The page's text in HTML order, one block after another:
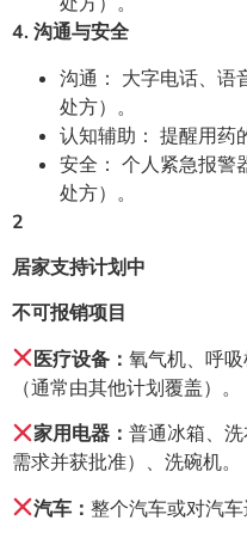
4. 沟通与安全
沟通： 大字电话、语
处方）。
认知辅助： 提醒用药
安全： 个人紧急报警
处方）。
2
居家支持计划中
不可报销项目
医疗设备：氧气机、呼
（通常由其他计划覆盖）。
家用电器：普通冰箱、
需求并获批准）、洗碗机。
汽车：整个汽车或对汽车